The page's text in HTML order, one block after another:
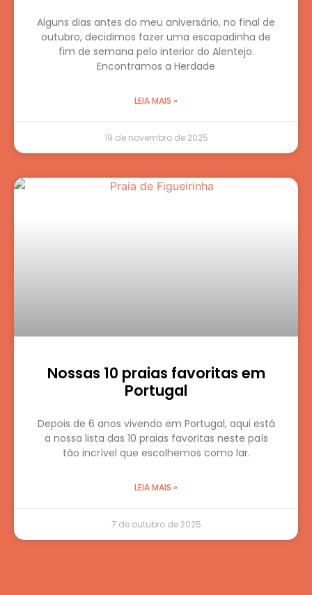
Alguns dias antes do meu aniversário, no final de
outubro, decidimos fazer uma escapadinha de
fim de semana pelo interior do Alentejo.
Encontramos a Herdade
LEIA MAIS »
19 de novembro de 2025
Nossas 10 praias favoritas em
Portugal
Depois de 6 anos vivendo em Portugal, aqui está
a nossa lista das 10 praias favoritas neste país
tão incrível que escolhemos como lar.
LEIA MAIS »
7 de outubro de 2025